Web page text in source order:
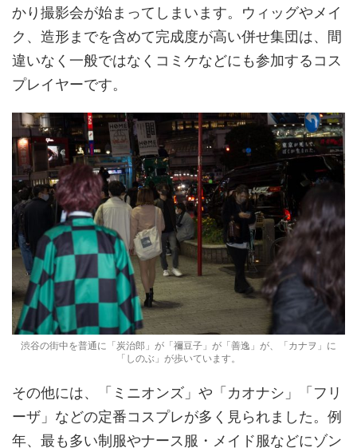
かり撮影会が始まってしまいます。ウィッグやメイ
ク、造形までを含めて完成度が高い併せ集団は、間
違いなく一般ではなくコミケなどにも参加するコス
プレイヤーです。
渋谷の街中を普通に「炭治郎」が「禰豆子」が「善逸」が、「カナヲ」に
「しのぶ」が歩いています。
その他には、「ミニオンズ」や「カオナシ」「フリ
ーザ」などの定番コスプレが多く見られました。例
年、最も多い制服やナース服・メイド服などにゾン